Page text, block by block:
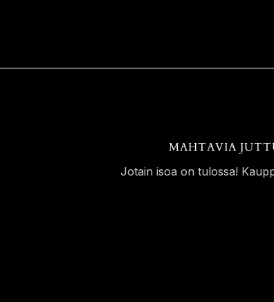
MAHTAVIA
Jotain isoa on tulossa!